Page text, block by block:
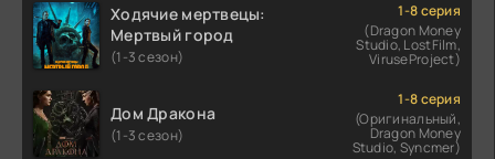
Ходячие мертвецы:
Мертвый город
(1-3 сезон)
1-8 серия
(Dragon Money
Studio, LostFilm,
ViruseProject)
Дом Дракона
(1-3 сезон)
1-8 серия
(Оригинальный,
Dragon Money
Studio, Syncmer)